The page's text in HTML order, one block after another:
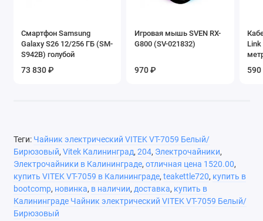
Смартфон Samsung
Galaxy S26 12/256 ГБ (SM-
S942B) голубой
73 830 ₽
Игровая мышь SVEN RX-
G800 (SV-021832)
970 ₽
Link
Теги: Чайник электрический VITEK VT-7059 Белый/
Бирюзовый, Vitek Калининград, 204, Электрочайники,
Электрочайники в Калининграде, отличная цена 1520.00,
купить VITEK VT-7059 в Калининграде, teakettle720, купить в
bootcomp, новинка, в наличии, доставка, купить в
Калининграде Чайник электрический VITEK VT-7059 Белый/
Бирюзовый